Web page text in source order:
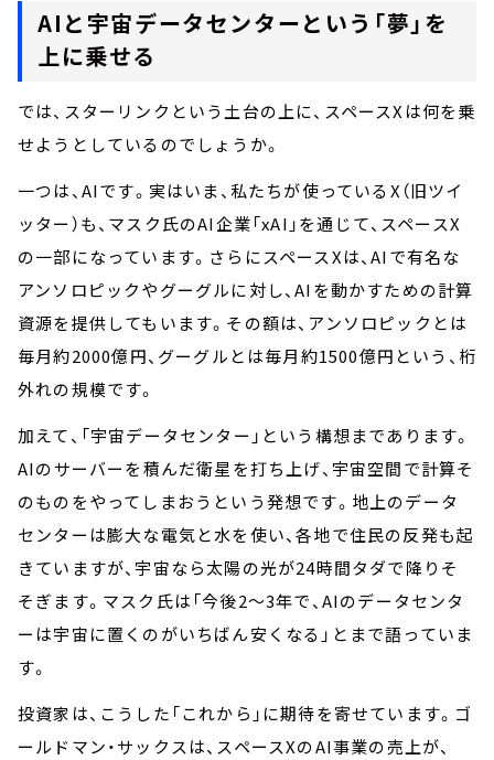
AIと宇宙データセンターという「夢」を
上に乗せる
では、スターリンクという土台の上に、スペースXは何を乗
せようとしているのでしょうか。
一つは、AIです。実はいま、私たちが使っているX（旧ツイ
ッター）も、マスク氏のAI企業「xAI」を通じて、スペースX
の一部になっています。さらにスペースXは、AIで有名な
アンソロピックやグーグルに対し、AIを動かすための計算
資源を提供してもいます。その額は、アンソロピックとは
毎月約2000億円、グーグルとは毎月約1500億円という、桁
外れの規模です。
加えて、「宇宙データセンター」という構想まであります。
AIのサーバーを積んだ衛星を打ち上げ、宇宙空間で計算そ
のものをやってしまおうという発想です。地上のデータ
センターは膨大な電気と水を使い、各地で住民の反発も起
きていますが、宇宙なら太陽の光が24時間タダで降りそ
そぎます。マスク氏は「今後2～3年で、AIのデータセンタ
ーは宇宙に置くのがいちばん安くなる」とまで語っていま
す。
投資家は、こうした「これから」に期待を寄せています。ゴ
ールドマン・サックスは、スペースXのAI事業の売上が、